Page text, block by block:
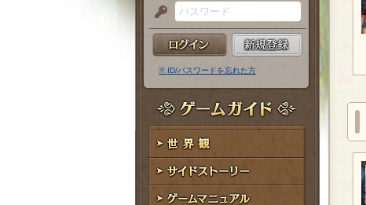
メ
ー
ル
ア
ド
レ
ス
パ
ス
ー
ド
※ ID/パスワードを忘れた方
ゲームガイド
世界観
サイドストーリー